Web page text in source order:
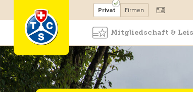
Mitglied werden
Privat Firmen
Mitgliedschaft &